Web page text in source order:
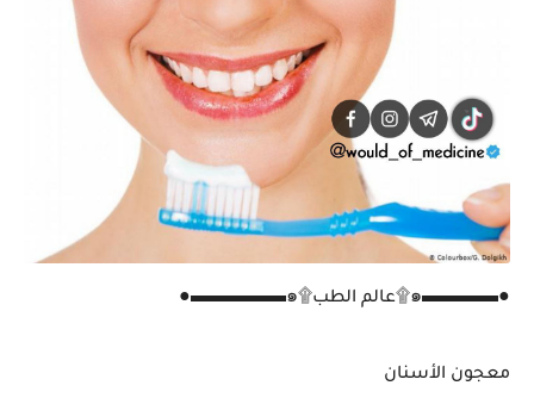
●▬▬▬▬๑۩عالم الطب۩๑▬▬▬▬▬●
معجون الأسنان